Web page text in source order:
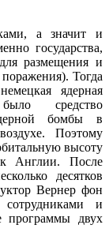
а значит и
государства,
размещения и
Тогда
ядерная
средство
бомбы в
Поэтому
высоту
Англии. После
десятков
Вернер фон
и
программы двух